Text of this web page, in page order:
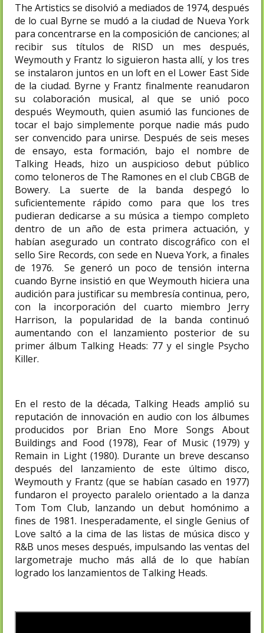
The Artistics se disolvió a mediados de 1974, después
de lo cual Byrne se mudó a la ciudad de Nueva York
para concentrarse en la composición de canciones; al
recibir sus títulos de RISD un mes después,
Weymouth y Frantz lo siguieron hasta allí, y los tres
se instalaron juntos en un loft en el Lower East Side
de la ciudad. Byrne y Frantz finalmente reanudaron
su colaboración musical, al que se unió poco
después Weymouth, quien asumió las funciones de
tocar el bajo simplemente porque nadie más pudo
ser convencido para unirse. Después de seis meses
de ensayo, esta formación, bajo el nombre de
Talking Heads, hizo un auspicioso debut público
como teloneros de The Ramones en el club CBGB de
Bowery. La suerte de la banda despegó lo
suficientemente rápido como para que los tres
pudieran dedicarse a su música a tiempo completo
dentro de un año de esta primera actuación, y
habían asegurado un contrato discográfico con el
sello Sire Records, con sede en Nueva York, a finales
de 1976. Se generó un poco de tensión interna
cuando Byrne insistió en que Weymouth hiciera una
audición para justificar su membresía continua, pero,
con la incorporación del cuarto miembro Jerry
Harrison, la popularidad de la banda continuó
aumentando con el lanzamiento posterior de su
primer álbum Talking Heads: 77 y el single Psycho
Killer.
En el resto de la década, Talking Heads amplió su
reputación de innovación en audio con los álbumes
producidos por Brian Eno More Songs About
Buildings and Food (1978), Fear of Music (1979) y
Remain in Light (1980). Durante un breve descanso
después del lanzamiento de este último disco,
Weymouth y Frantz (que se habían casado en 1977)
fundaron el proyecto paralelo orientado a la danza
Tom Tom Club, lanzando un debut homónimo a
fines de 1981. Inesperadamente, el single Genius of
Love saltó a la cima de las listas de música disco y
R&B unos meses después, impulsando las ventas del
largometraje mucho más allá de lo que habían
logrado los lanzamientos de Talking Heads.